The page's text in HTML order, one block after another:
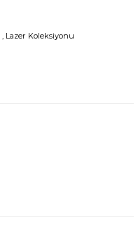
, Lazer Koleksiyonu